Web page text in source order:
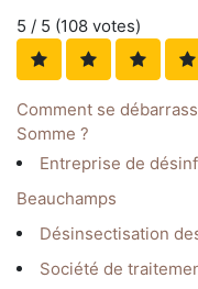
5 / 5 (108 votes)
Comment se
Somme ?
Entreprise de
Beauchamps
Désinsectisation
Société de